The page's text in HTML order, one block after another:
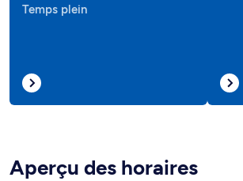
Temps plein
Aperçu des horaires